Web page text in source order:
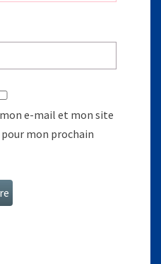
e-mail et mon site
mon prochain